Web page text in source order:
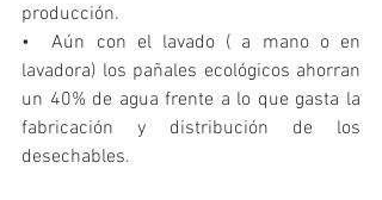
producción.
•  Aún con el lavado ( a mano o en
lavadora) los pañales ecológicos ahorran
un 40% de agua frente a lo que gasta la
fabricación y distribución de los
desechables.